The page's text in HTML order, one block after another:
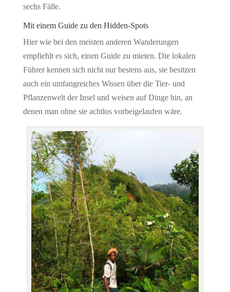
sechs Fälle.
Mit einem Guide zu den Hidden-Spots
Hier wie bei den meisten anderen Wanderungen
empfiehlt es sich, einen Guide zu mieten. Die lokalen
Führer kennen sich nicht nur bestens aus, sie besitzen
auch ein umfangreiches Wissen über die Tier- und
Pflanzenwelt der Insel und weisen auf Dinge hin, an
denen man ohne sie achtlos vorbeigelaufen wäre.